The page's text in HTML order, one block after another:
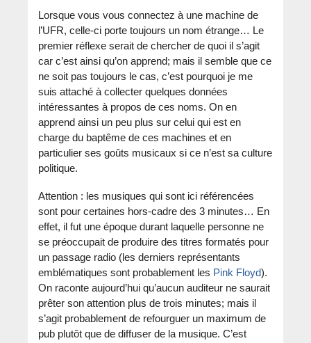
Lorsque vous vous connectez à une machine de
l’UFR, celle-ci porte toujours un nom étrange… Le
premier réflexe serait de chercher de quoi il s’agit
car c’est ainsi qu’on apprend; mais il semble que ce
ne soit pas toujours le cas, c’est pourquoi je me
suis attaché à collecter quelques données
intéressantes à propos de ces noms. On en
apprend ainsi un peu plus sur celui qui est en
charge du baptême de ces machines et en
particulier ses goûts musicaux si ce n’est sa culture
politique.
Attention : les musiques qui sont ici référencées
sont pour certaines hors-cadre des 3 minutes… En
effet, il fut une époque durant laquelle personne ne
se préoccupait de produire des titres formatés pour
un passage radio (les derniers représentants
emblématiques sont probablement les Pink Floyd).
On raconte aujourd’hui qu’aucun auditeur ne saurait
prêter son attention plus de trois minutes; mais il
s’agit probablement de refourguer un maximum de
pub plutôt que de diffuser de la musique. C’est